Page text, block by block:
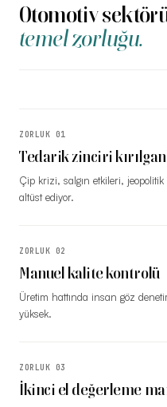
Otomotiv
temel zorluğu.
ZORLUK 01
Tedarik zinciri
Çip krizi, salgın etkileri,
altüst ediyor.
ZORLUK 02
Manuel kalite kontrolü
Üretim hattında insan göz
yüksek.
ZORLUK 03
İkinci el değerleme